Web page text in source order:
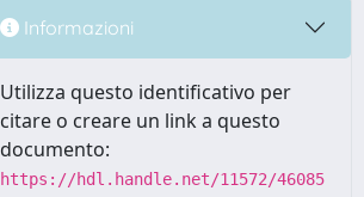
Informazioni
Utilizza questo identificativo per
citare o creare un link a questo
documento:
https://hdl.handle.net/11572/46085